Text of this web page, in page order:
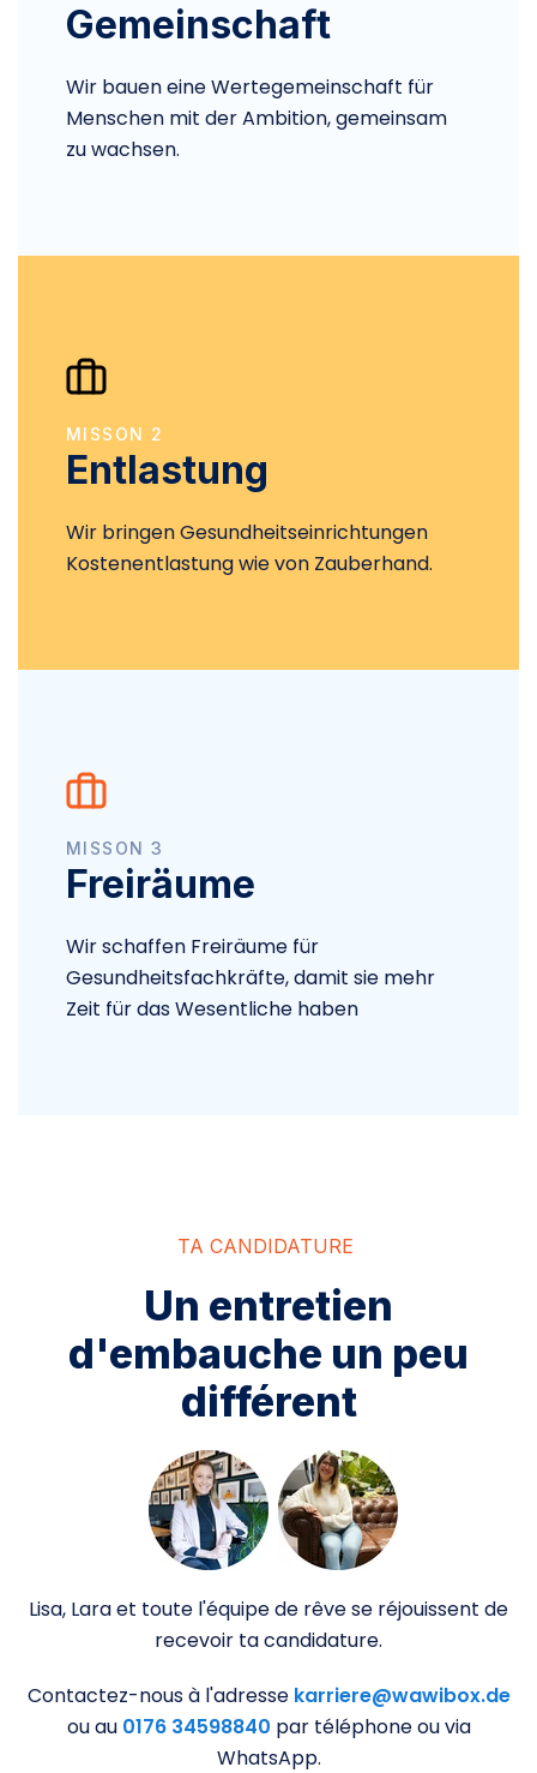
Gemeinschaft
Wir bauen eine Wertegemeinschaft für
Menschen mit der Ambition, gemeinsam
zu wachsen.
MISSON 2
Entlastung
Wir bringen Gesundheitseinrichtungen
Kostenentlastung wie von Zauberhand.
MISSON 3
Freiräume
Wir schaffen Freiräume für
Gesundheitsfachkräfte, damit sie mehr
Zeit für das Wesentliche haben
TA CANDIDATURE
Un entretien
d'embauche un peu
différent
Lisa, Lara et toute l'équipe de rêve se réjouissent de
recevoir ta candidature.
Contactez-nous à l'adresse karriere@wawibox.de
ou au 0176 34598840 par téléphone ou via
WhatsApp.